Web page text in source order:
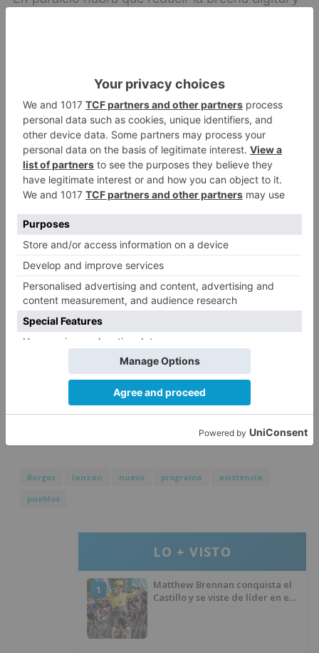
No obstante, su presidente,Óscar Izcara
lamenta que la densidad poblacional en Burgos
sea alarmante, menos de 12 habitantes por
kilómetro cuadrado, en áreas como la Sierra de
la Demanda puede bajar a los 4'5 por km².
Burgos lanzan nuevo programa
asistencia
pueblos
LO + VISTO
1
Matthew Brennan conquista el
Castillo y se viste de líder en el